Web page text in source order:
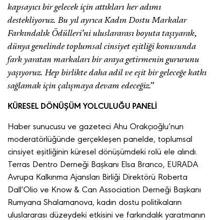
kapsayıcı bir gelecek için attıkları her adımı
destekliyoruz. Bu yıl ayrıca Kadın Dostu Markalar
Farkındalık Ödülleri’ni uluslararası boyuta taşıyarak,
dünya genelinde toplumsal cinsiyet eşitliği konusunda
fark yaratan markaları bir araya getirmenin gururunu
yaşıyoruz. Hep birlikte daha adil ve eşit bir geleceğe katkı
sağlamak için çalışmaya devam edeceğiz.”
KÜRESEL DÖNÜŞÜM YOLCULUĞU PANELİ
Haber sunucusu ve gazeteci Ahu Orakçıoğlu’nun
moderatörlüğünde gerçekleşen panelde, toplumsal
cinsiyet eşitliğinin küresel dönüşümdeki rolü ele alındı.
Terras Dentro Derneği Başkanı Elsa Branco, EURADA
Avrupa Kalkınma Ajansları Birliği Direktörü Roberta
Dall’Olio ve Know & Can Association Derneği Başkanı
Rumyana Shalamanova, kadın dostu politikaların
uluslararası düzeydeki etkisini ve farkındalık yaratmanın